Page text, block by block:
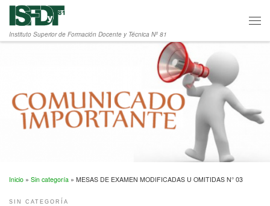
Saltar al contenido
Instituto Superior de Formación Docente y Técnica Nº 81
Inicio » Sin categoría » MESAS DE EXAMEN MODIFICADAS U OMITIDAS N° 03
SIN CATEGORÍA